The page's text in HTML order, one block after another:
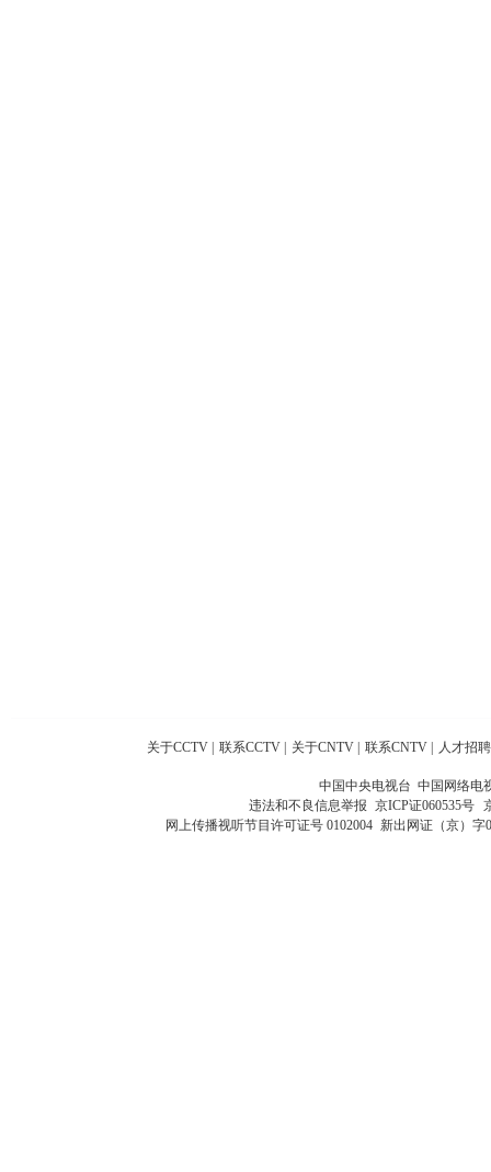
关于CCTV 联系CCTV 关于CNTV 联系CNTV 人才招聘
中国中央电视台 中国网络电
违法和不良信息举报 京ICP证060535号
网上传播视听节目许可证号 0102004 新出网证（京）